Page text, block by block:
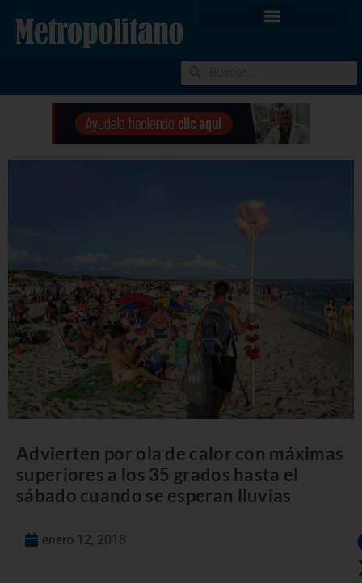
Advierten por ola de calor con máximas
superiores a los 35 grados hasta el
sábado cuando se esperan lluvias
enero 12, 2018